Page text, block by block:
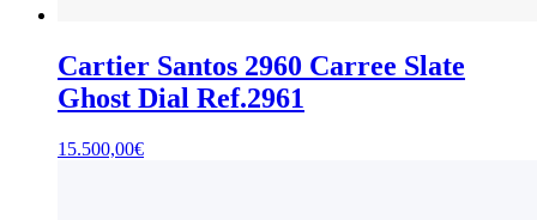
Cartier Santos 2960 Carree Slate
Ghost Dial Ref.2961
15.500,00€